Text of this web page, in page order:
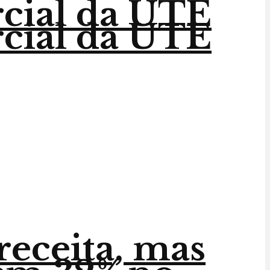
da UTE
mas
da UTE